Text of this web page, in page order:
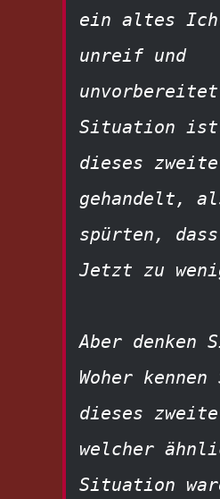
ein altes
unreif und
Situation
dieses
gehandelt,
spürten,
Jetzt zu
Aber denken
Woher kennen
dieses
welcher
Situation